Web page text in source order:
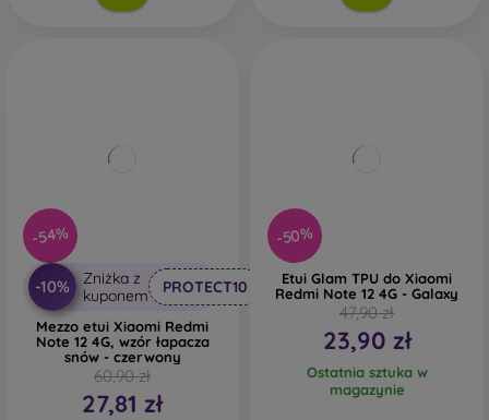
-54%
-10%
Zniżka z
kuponem
PROTECT10
Mezzo etui Xiaomi Redmi
Note 12 4G, wzór łapacza
snów - czerwony
60,90 zł
27,81 zł
-50%
Etui Glam TPU do Xiaomi
Redmi Note 12 4G - Galaxy
47,90 zł
23,90 zł
Ostatnia sztuka w
magazynie